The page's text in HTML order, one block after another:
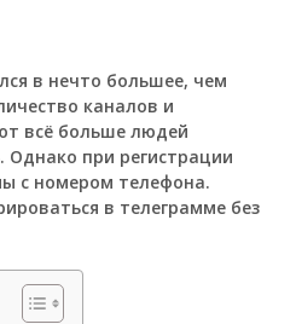
в нечто большее, чем
каналов и
всё больше людей
Однако при регистрации
с номером телефона.
в телеграмме без